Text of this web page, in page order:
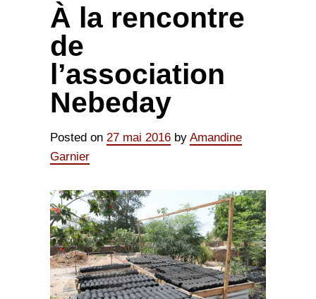
À la rencontre
de
l’association
Nebeday
Posted on 27 mai 2016 by Amandine
Garnier